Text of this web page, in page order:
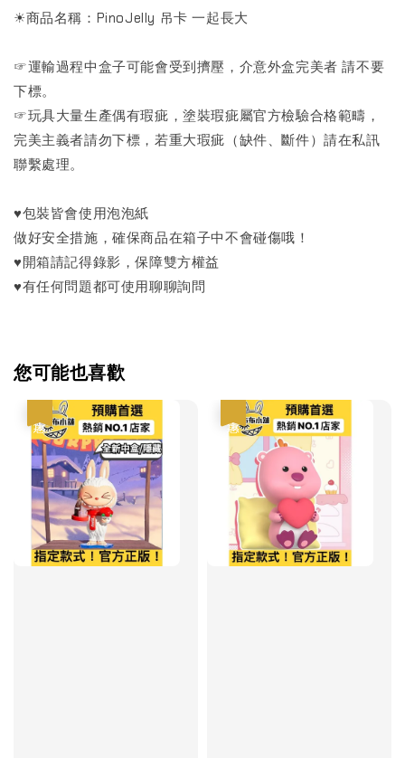
☀商品名稱：PinoJelly 吊卡 一起長大
☞運輸過程中盒子可能會受到擠壓，介意外盒完美者 請不要
下標。
☞玩具大量生產偶有瑕疵，塗裝瑕疵屬官方檢驗合格範疇，
完美主義者請勿下標，若重大瑕疵（缺件、斷件）請在私訊
聯繫處理。
♥包裝皆會使用泡泡紙
做好安全措施，確保商品在箱子中不會碰傷哦！
♥開箱請記得錄影，保障雙方權益
♥有任何問題都可使用聊聊詢問
您可能也喜歡